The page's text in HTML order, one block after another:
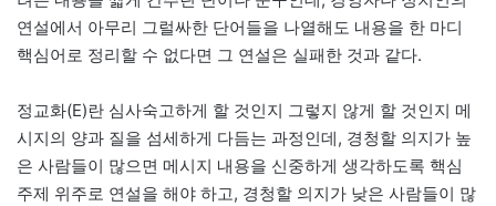
연설에서 아무리 그럴싸한 단어들을 나열해도 내용을 한 마디
핵심어로 정리할 수 없다면 그 연설은 실패한 것과 같다.
정교화(E)란 심사숙고하게 할 것인지 그렇지 않게 할 것인지 메
시지의 양과 질을 섬세하게 다듬는 과정인데, 경청할 의지가 높
은 사람들이 많으면 메시지 내용을 신중하게 생각하도록 핵심
주제 위주로 연설을 해야 하고, 경청할 의지가 낮은 사람들이 많